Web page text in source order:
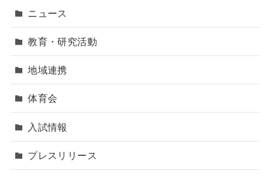
ニュース
教育・研究活動
地域連携
体育会
入試情報
プレスリリース